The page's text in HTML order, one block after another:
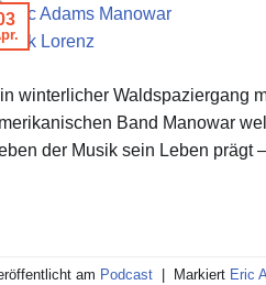
Erik Lorenz
winterlicher Waldspaziergang
Band Manowar
der Musik sein Leben prägt
am Podcast Markiert Eric